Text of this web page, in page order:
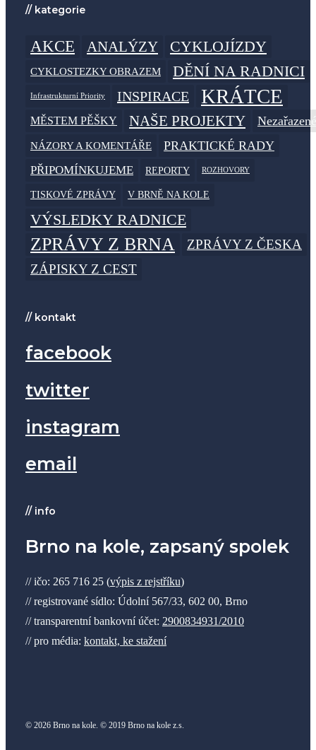
// kategorie
AKCE ANALÝZY CYKLOJÍZDY
CYKLOSTEZKY OBRAZEM DĚNÍ NA RADNICI
Infrastrukturní Priority INSPIRACE KRÁTCE
MĚSTEM PĚŠKY NAŠE PROJEKTY Nezařazené
NÁZORY A KOMENTÁŘE PRAKTICKÉ RADY
PŘIPOMÍNKUJEME REPORTY ROZHOVORY
TISKOVÉ ZPRÁVY V BRNĚ NA KOLE
VÝSLEDKY RADNICE
ZPRÁVY Z BRNA
ZPRÁVY Z ČESKA
ZÁPISKY Z CEST
// kontakt
facebook
twitter
instagram
email
// info
Brno na kole, zapsaný spolek
// ičo: 265 716 25 (výpis z rejstříku)
// registrované sídlo: Údolní 567/33, 602 00, Brno
// transparentní bankovní účet: 2900834931/2010
// pro média: kontakt, ke stažení
© 2026 Brno na kole. © 2019 Brno na kole z.s.